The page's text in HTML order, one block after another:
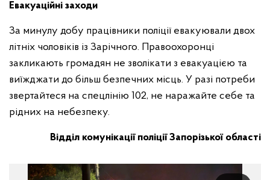
Евакуаційні заходи
За минулу добу працівники поліції евакуювали двох
літніх чоловіків із Зарічного. Правоохоронці
закликають громадян не зволікати з евакуацією та
виїжджати до більш безпечних місць. У разі потреби
звертайтеся на спецлінію 102, не наражайте себе та
рідних на небезпеку.
Відділ комунікації поліції Запорізької області